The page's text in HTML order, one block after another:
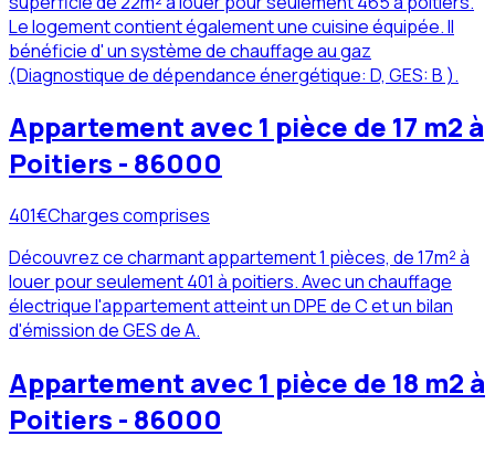
Le logement contient également une cuisine équipée. Il
bénéficie d' un système de chauffage au gaz
(Diagnostique de dépendance énergétique: D, GES: B ).
Appartement avec 1 pièce de 17 m2 à
Poitiers - 86000
401€Charges comprises
Découvrez ce charmant appartement 1 pièces, de 17m² à
louer pour seulement 401 à poitiers. Avec un chauffage
électrique l'appartement atteint un DPE de C et un bilan
d'émission de GES de A.
Appartement avec 1 pièce de 18 m2 à
Poitiers - 86000